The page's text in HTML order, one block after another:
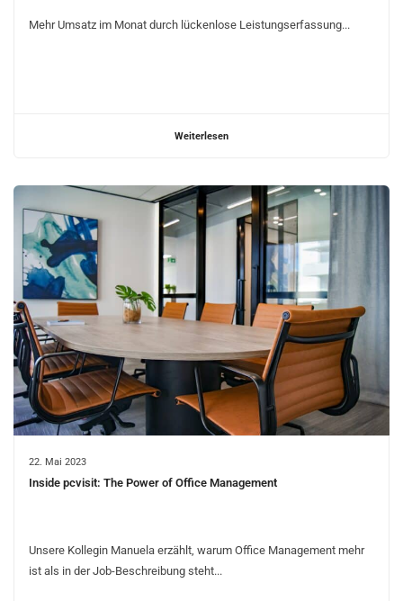
Mehr Umsatz im Monat durch lückenlose Leistungserfassung...
Weiterlesen
22. Mai 2023
Inside pcvisit: The Power of Office Management
Unsere Kollegin Manuela erzählt, warum Office Management mehr
ist als in der Job-Beschreibung steht...